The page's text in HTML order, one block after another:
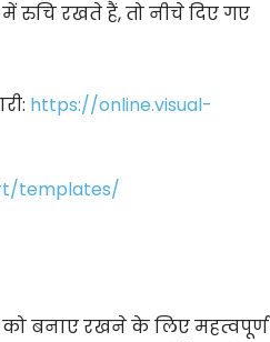
रुचि रखते हैं, तो नीचे दिए गए
https://online.visual-
templates/
बनाए रखने के लिए महत्वपूर्ण